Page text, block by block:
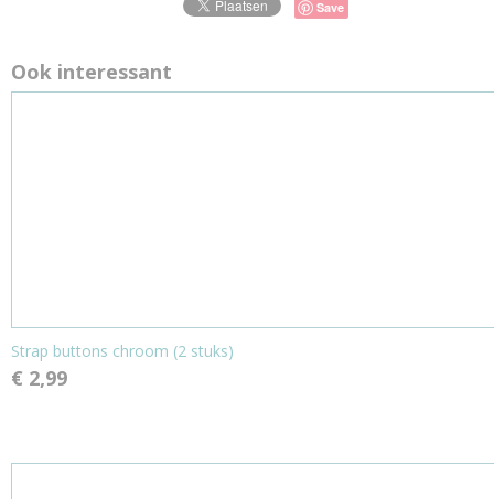
Save
Ook interessant
Strap buttons chroom (2 stuks)
€ 2,99